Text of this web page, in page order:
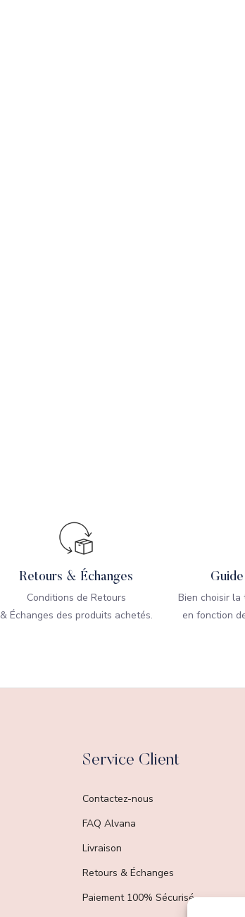
Retours & Échanges
Conditions de Retours
& Échanges des produits achetés.
Bien choisir
en fonction
Service Client
Contactez-nous
FAQ Alvana
Livraison
Retours & Échanges
Paiement 100% Sécurisé